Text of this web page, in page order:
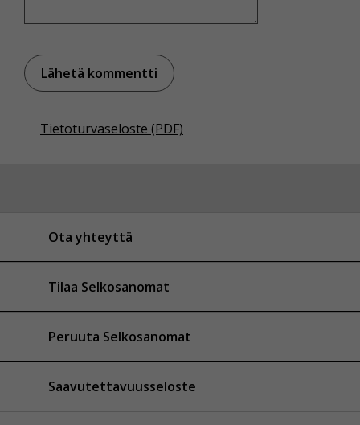
Tietoturvaseloste (PDF)
Ota yhteyttä
Tilaa Selkosanomat
Peruuta Selkosanomat
Saavutettavuusseloste